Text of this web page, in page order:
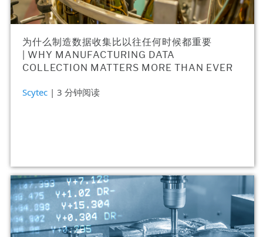
为什么制造数据收集比以往任何时候都重要
| WHY MANUFACTURING DATA
COLLECTION MATTERS MORE THAN EVER
Scytec | 3 分钟阅读